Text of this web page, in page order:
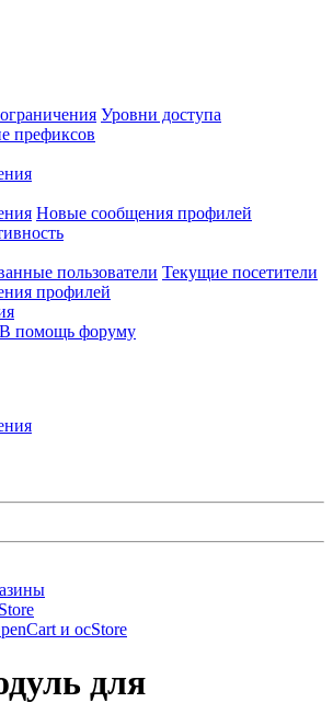
Уровни доступа
префиксов
Новые сообщения профилей
пользователи Текущие посетители
профилей
В помощь форуму
и ocStore
для